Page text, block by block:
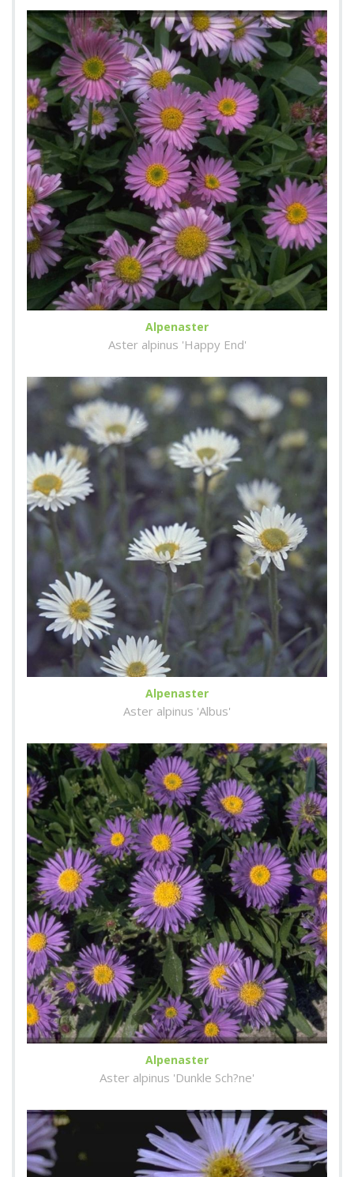
Alpenaster
Aster alpinus 'Happy End'
Alpenaster
Aster alpinus 'Albus'
Alpenaster
Aster alpinus 'Dunkle Sch?ne'